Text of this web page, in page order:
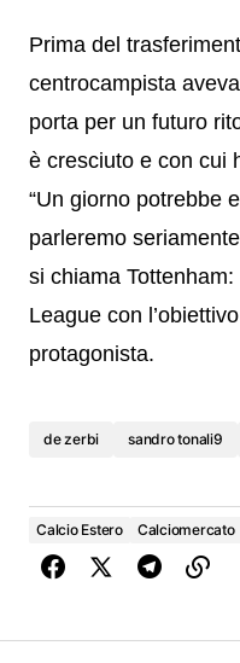
Prima del
centrocampista
porta per un futuro
è cresciuto e con cui
“Un giorno potrebbe
parleremo
si chiama
League con
protagonista.
de zerbi sandro tonali9
Calcio Estero Calciomercato